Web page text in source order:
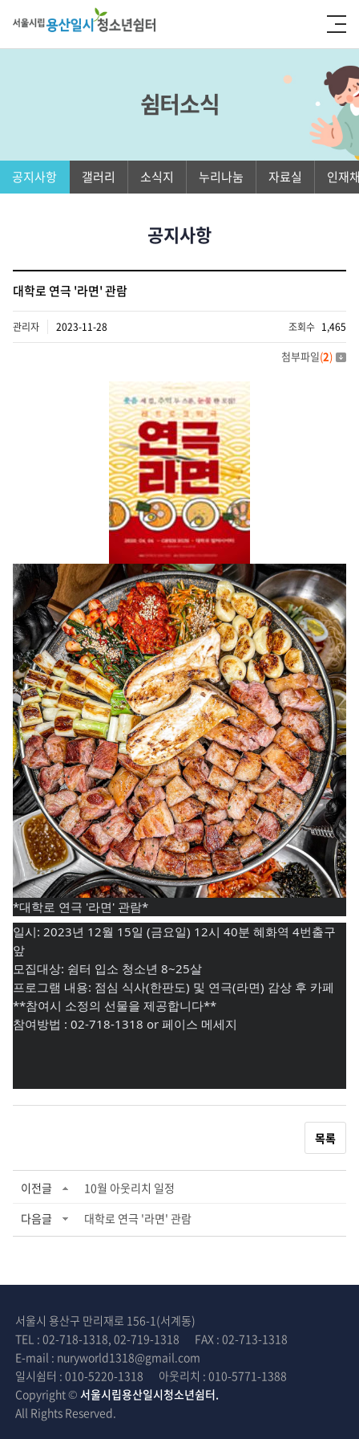
쉼터소식
공지사항 갤러리 소식지 누리나눔 자료실 인재
공지사항
대학로 연극 '라면' 관람
관리자 2023-11-28 조회수 1,465
첨부파일(2)
*대학로 연극 '라면' 관람*
일시: 2023년 12월 15일 (금요일) 12시 40분 혜화역 4번출구
앞
모집대상: 쉼터 입소 청소년 8~25살
프로그램 내용: 점심 식사(한판도) 및 연극(라면) 감상 후 카페
**참여시 소정의 선물을 제공합니다**
참여방법 : 02-718-1318 or 페이스 메세지
목록
이전글
10월 아웃리치 일정
다음글
대학로 연극 '라면' 관람
서울시 용산구 만리재로 156-1(서계동)
TEL : 02-718-1318, 02-719-1318
FAX : 02-713-1318
E-mail : nuryworld1318@gmail.com
일시쉼터 : 010-5220-1318
아웃리치 : 010-5771-1388
Copyright © 서울시립용산일시청소년쉼터.
All Rights Reserved.